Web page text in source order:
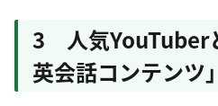
3 人気YouTuber
英会話コンテンツ